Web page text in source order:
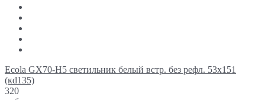
Ecola GX70-H5 светильник белый встр. без рефл. 53x151
(кd135)
320